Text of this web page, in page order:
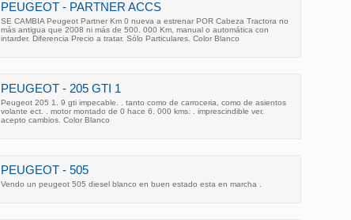
PEUGEOT - PARTNER ACCS
SE CAMBIA Peugeot Partner Km 0 nueva a estrenar POR Cabeza Tractora no
más antigua que 2008 ni más de 500. 000 Km, manual o automática con
intarder. Diferencia Precio a tratar. Sólo Particulares. Color Blanco
PEUGEOT - 205 GTI 1
Peugeot 205 1. 9 gti impecable. . tanto como de carroceria, como de asientos
volante ect. . motor montado de 0 hace 6. 000 kms. . imprescindible ver.
acepto cambios. Color Blanco
PEUGEOT - 505
Vendo un peugeot 505 diesel blanco en buen estado esta en marcha .